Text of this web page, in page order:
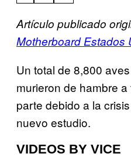
Artículo publicado
Motherboard Estados
Un total de 8,800
murieron de hambre
parte debido a la
nuevo estudio.
VIDEOS BY VICE